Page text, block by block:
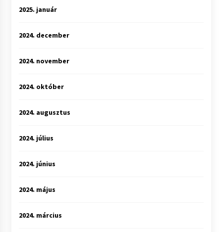
2025. január
2024. december
2024. november
2024. október
2024. augusztus
2024. július
2024. június
2024. május
2024. március